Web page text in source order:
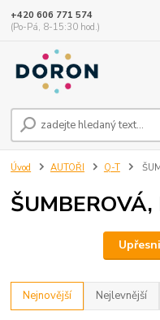
+420 606 771 574
(Po-Pá, 8-15:30 hod.)
Úvod AUTOŘI Q-T
Nejnovější Nejlevnější